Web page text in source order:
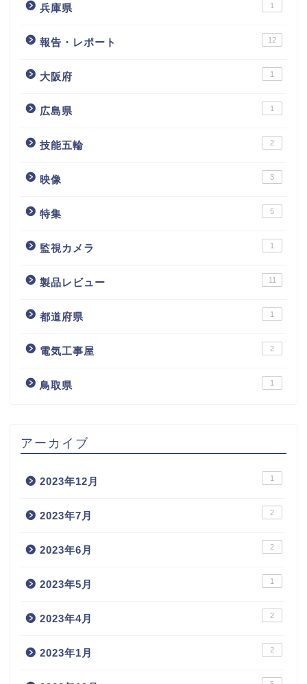
兵庫県 1
報告・レポート 12
大阪府 1
広島県 1
技能五輪 2
映像 3
特集 5
監視カメラ 1
製品レビュー 11
都道府県 1
電気工事屋 2
鳥取県 1
アーカイブ
2023年12月 1
2023年7月 2
2023年6月 2
2023年5月 1
2023年4月 2
2023年1月 2